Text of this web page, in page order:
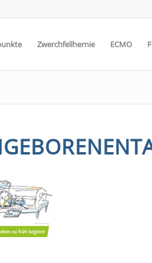
Zwerchfellhernie ECMO